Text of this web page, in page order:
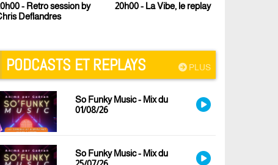
20h00 - La Vibe, le replay 23h00 - Techno Sound
PLUS
PODCASTS ET REPLAYS
So Funky Music - Mix du
01/08/26
So Funky Music - Mix du